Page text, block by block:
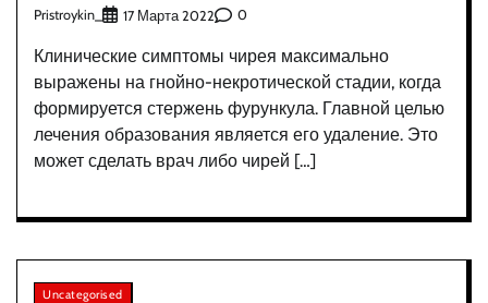
Pristroykin_ 17 Марта 2022 0
Клинические симптомы чирея максимально
выражены на гнойно-некротической стадии, когда
формируется стержень фурункула. Главной целью
лечения образования является его удаление. Это
может сделать врач либо чирей […]
Uncategorised